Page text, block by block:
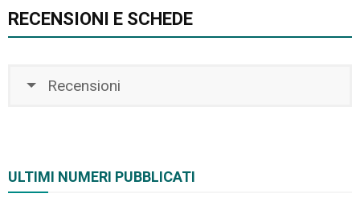
RECENSIONI E SCHEDE
Recensioni
ULTIMI NUMERI PUBBLICATI